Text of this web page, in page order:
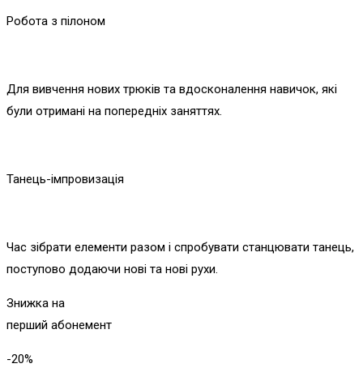
Робота з пілоном
Для вивчення нових трюків та вдосконалення навичок, які
були отримані на попередніх заняттях.
Танець-імпровизація
Час зібрати елементи разом і спробувати станцювати танець,
поступово додаючи нові та нові рухи.
Знижка на
перший абонемент
-20%